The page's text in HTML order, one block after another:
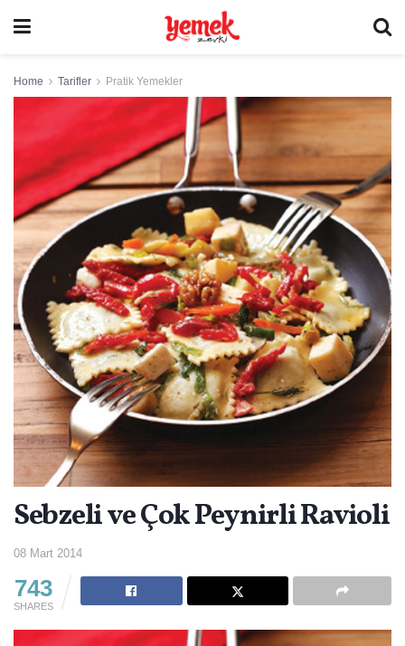
Home Tarifler Pratik Yemekler
Sebzeli ve Çok Peynirli Ravioli
08 Mart 2014
743
SHARES